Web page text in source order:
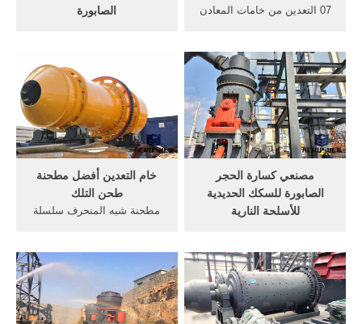
الصابورة
الصابورة كينياآلة محطم
الصابورة كينيا كسارة الفك
الصابورة سحق آلة كينيا نشر
في:[ 1353 تقييمات]
November 29
07 التعدين من خامات المعادن
وسائل النقل البري الأخرى 493
النقل المائي 501 – نقل بحري
وساحلي . الخدمة عبر الإنترنت
خام التعدين أفضل مطحنة
طحن التلك
مطحنة شبه المنحرف سلسلة
الكرة الأفقية سعر طحن مطحنة
في ألمانيا مختبر يبيع رود
مطحنة أستراليا أحزمة التعدين
الناقل الصانع الصين بوابة .
مصنعي كسارة الحجر
الصابورة للسكك الحديدية
للأسلحة النارية
النارية سحق مطحنة الخامات
المعدنية سحق ومعدات التعدين
المصنعين في أستراليا. دردشة
مجانية; الشركة المصنعة